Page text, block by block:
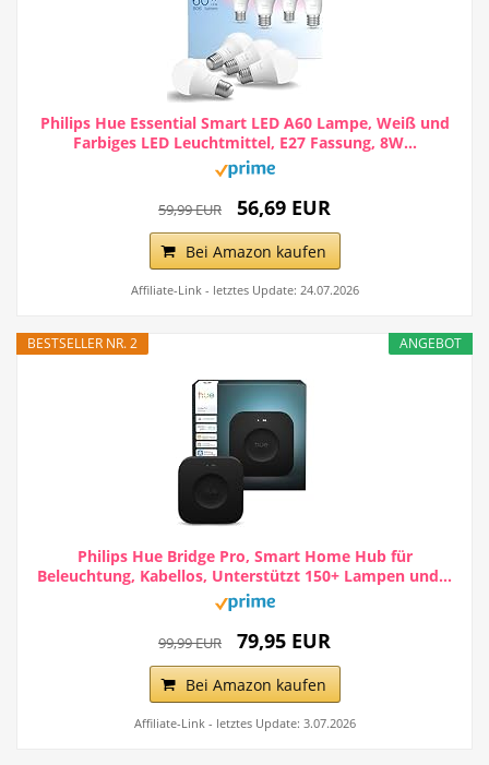
Philips Hue Essential Smart LED A60 Lampe, Weiß und
Farbiges LED Leuchtmittel, E27 Fassung, 8W...
59,99 EUR 56,69 EUR
Bei Amazon kaufen
Affiliate-Link - letztes Update: 24.07.2026
ANGEBOT
BESTSELLER NR. 2
Philips Hue Bridge Pro, Smart Home Hub für
Beleuchtung, Kabellos, Unterstützt 150+ Lampen und...
99,99 EUR 79,95 EUR
Bei Amazon kaufen
Affiliate-Link - letztes Update: 3.07.2026